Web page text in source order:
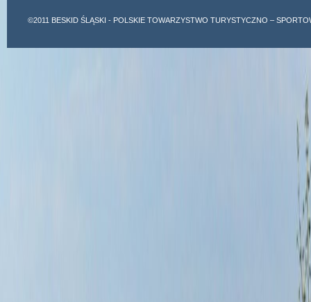
©2011 BESKID ŚLĄSKI - POLSKIE TOWARZYSTWO TURYSTYCZNO –